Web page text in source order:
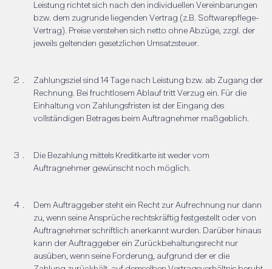
Leistung richtet sich nach den individuellen Vereinbarungen
bzw. dem zugrunde liegenden Vertrag (z.B. Softwarepflege-
Vertrag). Preise verstehen sich netto ohne Abzüge, zzgl. der
jeweils geltenden gesetzlichen Umsatzsteuer.
Zahlungsziel sind 14 Tage nach Leistung bzw. ab Zugang der
Rechnung. Bei fruchtlosem Ablauf tritt Verzug ein. Für die
Einhaltung von Zahlungsfristen ist der Eingang des
vollständigen Betrages beim Auftragnehmer maßgeblich.
Die Bezahlung mittels Kreditkarte ist weder vom
Auftragnehmer gewünscht noch möglich.
Dem Auftraggeber steht ein Recht zur Aufrechnung nur dann
zu, wenn seine Ansprüche rechtskräftig festgestellt oder von
Auftragnehmer schriftlich anerkannt wurden. Darüber hinaus
kann der Auftraggeber ein Zurückbehaltungsrecht nur
ausüben, wenn seine Forderung, aufgrund der er die